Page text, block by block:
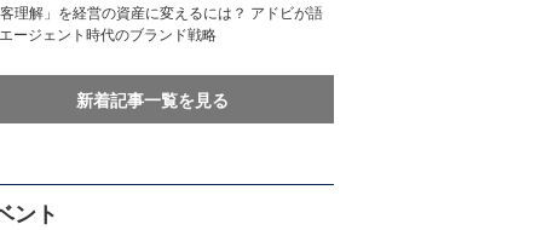
客理解」を経営の資産に変えるには？ アドビが語
ージェント時代のブランド戦略
新着記事一覧を見る
ント